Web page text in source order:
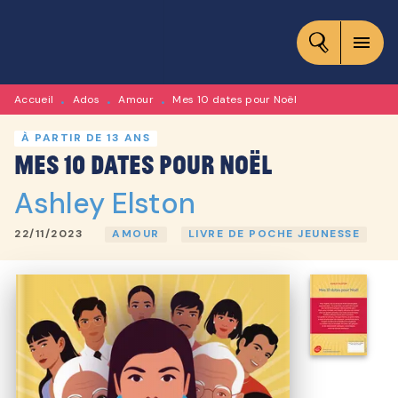
CONTENU
menu
Accueil • Ados • Amour • Mes 10 dates pour Noël
À PARTIR DE 13 ANS
Mes 10 dates pour Noël
Ashley Elston
22/11/2023 AMOUR LIVRE DE POCHE JEUNESSE